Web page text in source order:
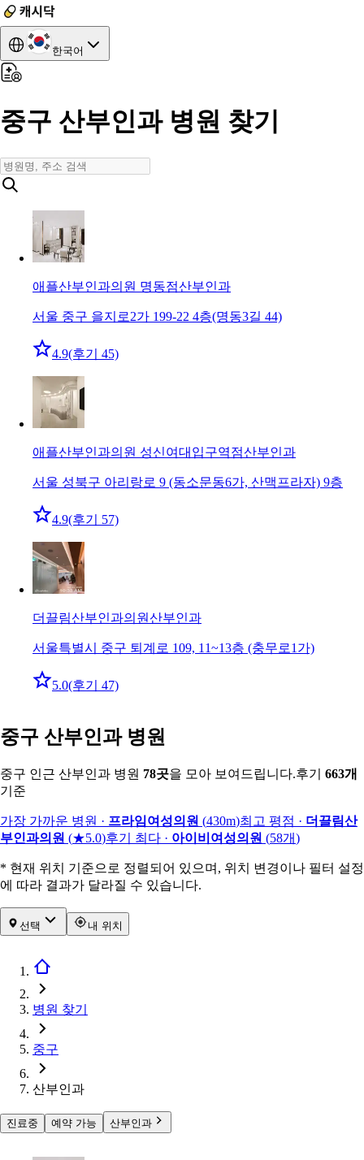
한국어
중구 산부인과 병원 찾기
애플산부인과의원 명동점산부인과
서울 중구 을지로2가 199-22 4층(명동3길 44)
4.9(후기 45)
애플산부인과의원 성신여대입구역점산부인과
서울 성북구 아리랑로 9 (동소문동6가, 산맥프라자) 9층
4.9(후기 57)
더끌림산부인과의원산부인과
서울특별시 중구 퇴계로 109, 11~13층 (충무로1가)
5.0(후기 47)
중구 산부인과 병원
중구 인근 산부인과 병원 78곳을 모아 보여드립니다.후기 663개
기준
가장 가까운 병원 · 프라임여성의원 (430m)최고 평점 · 더끌림산
부인과의원 (★5.0)후기 최다 · 아이비여성의원 (58개)
* 현재 위치 기준으로 정렬되어 있으며, 위치 변경이나 필터 설정
에 따라 결과가 달라질 수 있습니다.
선택 내 위치
병원 찾기
중구
산부인과
진료중 예약 가능 산부인과